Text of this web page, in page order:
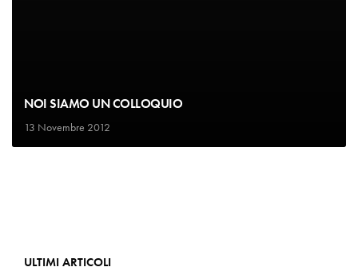
NOI SIAMO UN COLLOQUIO
13 Novembre 2012
ULTIMI ARTICOLI